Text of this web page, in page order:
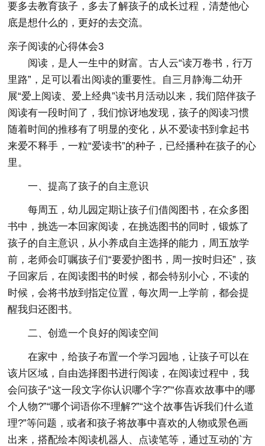
要多去教育孩子，多去了解孩子的成长过程，清楚他心
底是想什么的，更好的去交流。
亲子阅读的心得体会3
阅读，是人一生中的财富。古人云“读万卷书，行万
里路”，足可以看出阅读的重要性。自三月静海二幼开
展“爱上阅读、爱上经典”读书月活动以来，我们陪伴孩子
阅读有一段时间了，我们惊讶地发现，孩子的阅读习惯
随着时间的推移有了明显的变化，从不爱读书到拿起书
来爱不释手，一粒“爱读书”的种子，已经播种在孩子的心
里。
一、提高了孩子的自主意识
每周五，幼儿园定期让孩子们借阅图书，在众多图
书中，挑选一本回家阅读，在挑选图书的同时，锻炼了
孩子的自主意识，从小养成自主选择的能力，周五放学
前，老师会叮嘱孩子们“要爱护图书，周一按时归还”，孩
子回家后，在阅读图书的时候，都会特别小心，不读的
时候，会将书放到指定位置，每次周一上学前，都会提
醒我归还图书。
二、创造一个良好的阅读空间
在家中，给孩子布置一个学习园地，让孩子可以在
该片区域，自由选择图书进行阅读，在阅读过程中，我
会问孩子“这一段文字你认识哪个字?”“你喜欢故事中的哪
个人物?”“哪个词语你不理解?”“这个故事告诉我们什么道
理?”等问题，或者和孩子将故事中喜欢的人物或景色画
出来，搭配绘本阅读机器人、点读笔等，通过互动的`方